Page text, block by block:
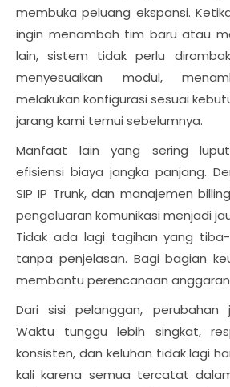
membuka peluang ekspansi.
ingin menambah tim baru atau
lain, sistem tidak perlu
menyesuaikan modul,
melakukan konfigurasi sesuai
jarang kami temui sebelumnya.
Manfaat lain yang sering
efisiensi biaya jangka panjang.
SIP IP Trunk, dan manajemen
pengeluaran komunikasi menjadi
Tidak ada lagi tagihan yang
tanpa penjelasan. Bagi bagian
membantu perencanaan
Dari sisi pelanggan, perubahan
Waktu tunggu lebih singkat,
konsisten, dan keluhan tidak lagi
kali karena semua tercatat